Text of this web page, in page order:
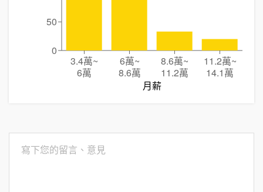
3.4萬~
6萬
6萬~
8.6萬
8.6萬~
11.2萬
11.2萬~
14.1萬
月薪
0
50